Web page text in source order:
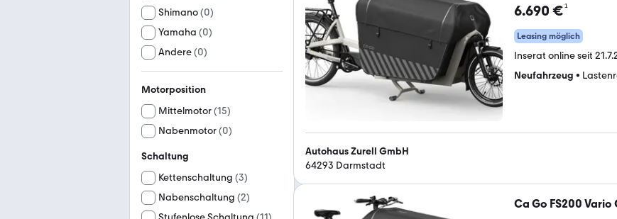
Shimano(0)
Yamaha (0)
Andere(0)
Motorposition
Mittelmotor(15)
Nabenmotor(0)
Schaltung
Kettenschaltung (3)
Nabenschaltung (2)
6.690 €¹
Leasing möglich
Inserat online seit
Neufahrzeug •
Autohaus Zurell GmbH
64293 Darmstadt
Ca Go FS200 Vario